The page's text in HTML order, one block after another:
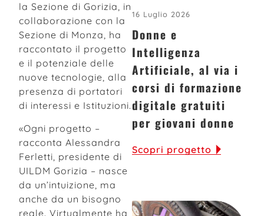
la Sezione di Gorizia, in
collaborazione con la
Sezione di Monza, ha
raccontato il progetto
e il potenziale delle
nuove tecnologie, alla
presenza di portatori
di interessi e Istituzioni.
«Ogni progetto –
racconta Alessandra
Ferletti, presidente di
UILDM Gorizia – nasce
da un’intuizione, ma
anche da un bisogno
reale. Virtualmente ha
16 Luglio 2026
Donne e
Intelligenza
Artificiale, al via i
corsi di formazione
digitale gratuiti
per giovani donne
Scopri progetto